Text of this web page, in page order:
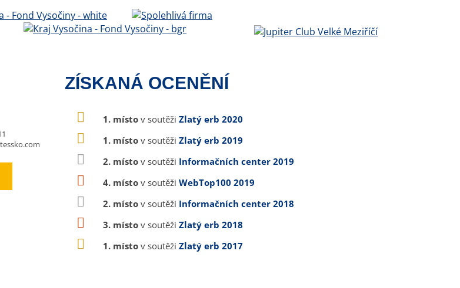
ZÍSKANÁ OCENĚNÍ
1. místo v soutěži Zlatý erb 2020
1. místo v soutěži Zlatý erb 2019
2. místo v soutěži Informačních center 2019
4. místo v soutěži WebTop100 2019
2. místo v soutěži Informačních center 2018
3. místo v soutěži Zlatý erb 2018
1. místo v soutěži Zlatý erb 2017